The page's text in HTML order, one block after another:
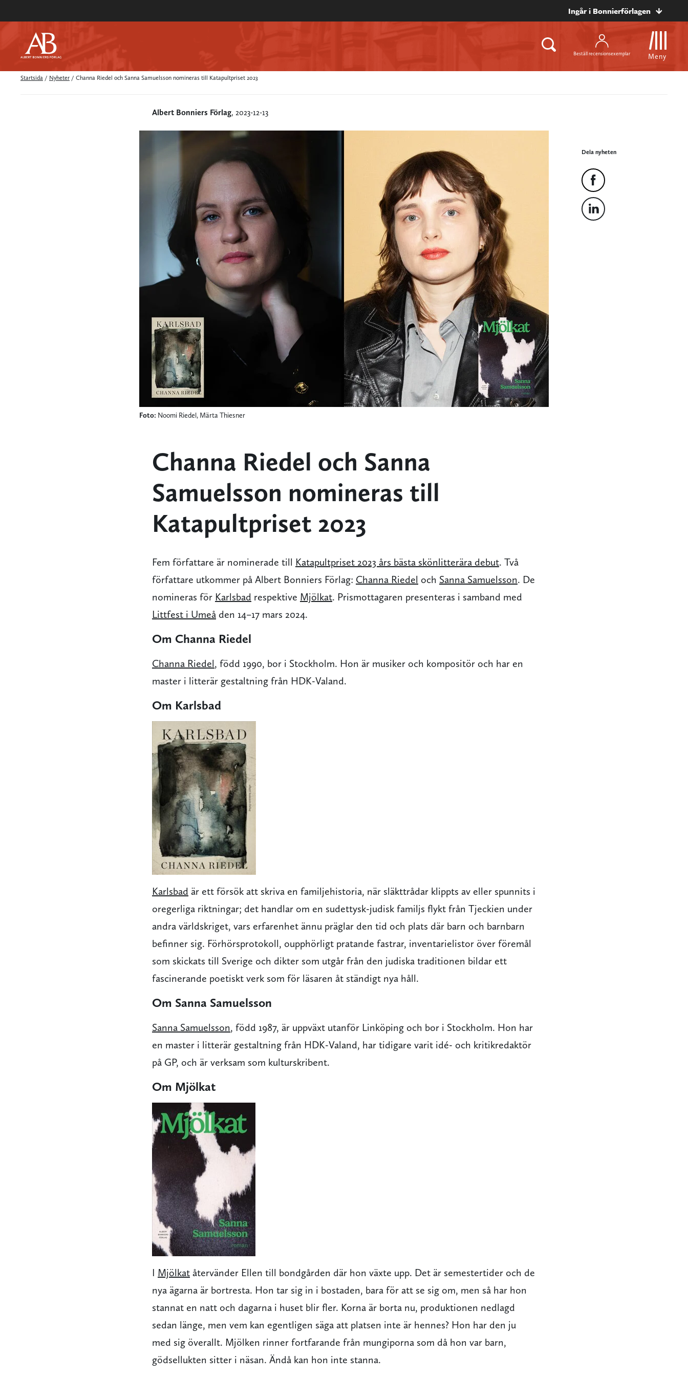
Ingår i Bonnierförlagen
Beställ recensionsexemplar Meny
Startsida / Nyheter / Channa Riedel och Sanna Samuelsson nomineras till Katapultpriset 2023
Albert Bonniers Förlag, 2023-12-13
Foto: Noomi Riedel, Märta Thiesner
Dela nyheten
Channa Riedel och Sanna
Samuelsson nomineras till
Katapultpriset 2023
Fem författare är nominerade till Katapultpriset 2023 års bästa skönlitterära debut. Två
författare utkommer på Albert Bonniers Förlag: Channa Riedel och Sanna Samuelsson. De
nomineras för Karlsbad respektive Mjölkat. Prismottagaren presenteras i samband med
Littfest i Umeå den 14–17 mars 2024.
Om Channa Riedel
Channa Riedel, född 1990, bor i Stockholm. Hon är musiker och kompositör och har en
master i litterär gestaltning från HDK-Valand.
Om Karlsbad
Karlsbad är ett försök att skriva en familjehistoria, när släkttrådar klippts av eller spunnits i
oregerliga riktningar; det handlar om en sudettysk-judisk familjs flykt från Tjeckien under
andra världskriget, vars erfarenhet ännu präglar den tid och plats där barn och barnbarn
befinner sig. Förhörsprotokoll, oupphörligt pratande fastrar, inventarielistor över föremål
som skickats till Sverige och dikter som utgår från den judiska traditionen bildar ett
fascinerande poetiskt verk som för läsaren åt ständigt nya håll.
Om Sanna Samuelsson
Sanna Samuelsson, född 1987, är uppväxt utanför Linköping och bor i Stockholm. Hon har
en master i litterär gestaltning från HDK-Valand, har tidigare varit idé- och kritikredaktör
på GP, och är verksam som kulturskribent.
Om Mjölkat
I Mjölkat återvänder Ellen till bondgården där hon växte upp. Det är semestertider och de
nya ägarna är bortresta. Hon tar sig in i bostaden, bara för att se sig om, men så har hon
stannat en natt och dagarna i huset blir fler. Korna är borta nu, produktionen nedlagd
sedan länge, men vem kan egentligen säga att platsen inte är hennes? Hon har den ju
med sig överallt. Mjölken rinner fortfarande från mungiporna som då hon var barn,
gödsellukten sitter i näsan. Ändå kan hon inte stanna.